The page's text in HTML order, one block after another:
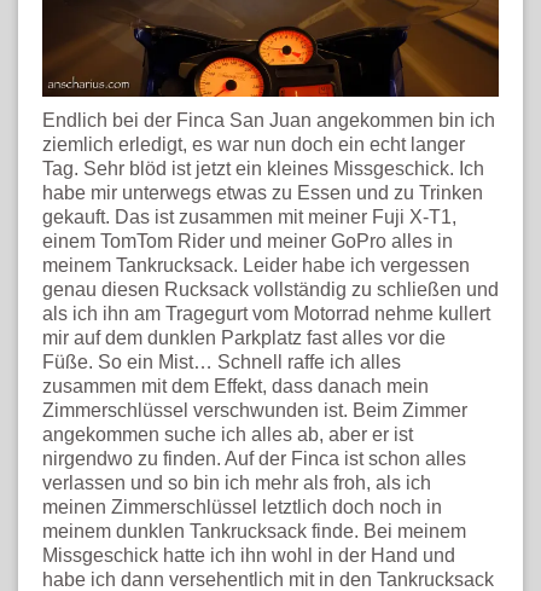
Endlich bei der Finca San Juan angekommen bin ich
ziemlich erledigt, es war nun doch ein echt langer
Tag. Sehr blöd ist jetzt ein kleines Missgeschick. Ich
habe mir unterwegs etwas zu Essen und zu Trinken
gekauft. Das ist zusammen mit meiner Fuji X-T1,
einem TomTom Rider und meiner GoPro alles in
meinem Tankrucksack. Leider habe ich vergessen
genau diesen Rucksack vollständig zu schließen und
als ich ihn am Tragegurt vom Motorrad nehme kullert
mir auf dem dunklen Parkplatz fast alles vor die
Füße. So ein Mist… Schnell raffe ich alles
zusammen mit dem Effekt, dass danach mein
Zimmerschlüssel verschwunden ist. Beim Zimmer
angekommen suche ich alles ab, aber er ist
nirgendwo zu finden. Auf der Finca ist schon alles
verlassen und so bin ich mehr als froh, als ich
meinen Zimmerschlüssel letztlich doch noch in
meinem dunklen Tankrucksack finde. Bei meinem
Missgeschick hatte ich ihn wohl in der Hand und
habe ich dann versehentlich mit in den Tankrucksack